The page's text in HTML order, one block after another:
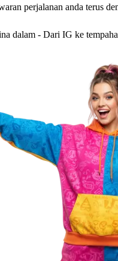
perjalanan anda terus
dalam - Dari IG ke